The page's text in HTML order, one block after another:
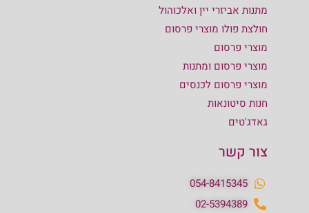
מתנות אביזרי יין ואלכוהול
חולצת פולו מוצרי פרסום
מוצרי פרסום
מוצרי פרסום ומתנות
מוצרי פרסום לכנסים
חנות סיטונאות
גאדג'טים
צור קשר
054-8415345
02-5394389